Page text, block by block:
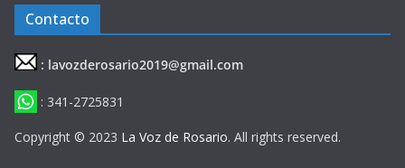
Contacto
: lavozderosario2019@gmail.com
: 341-2725831
Copyright © 2023 La Voz de Rosario. All rights reserved.